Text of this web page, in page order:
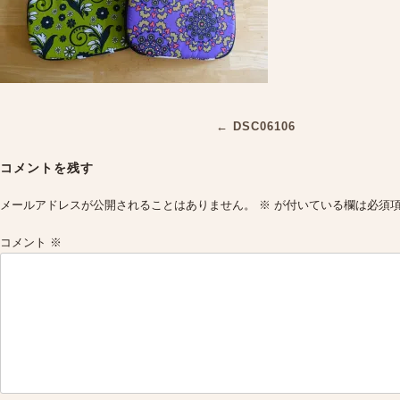
← DSC06106
コメントを残す
メールアドレスが公開されることはありません。 ※ が付いている欄は必須
コメント ※